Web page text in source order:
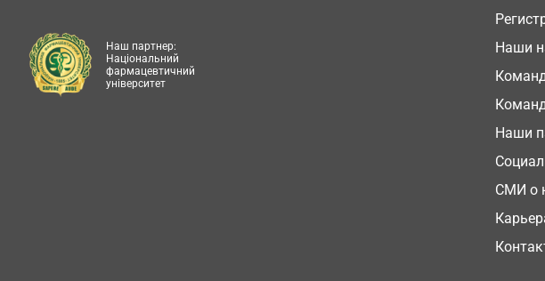
Наши
Наши
СМИ о
Наш партнер:
Національний
фармацевтичний
університет